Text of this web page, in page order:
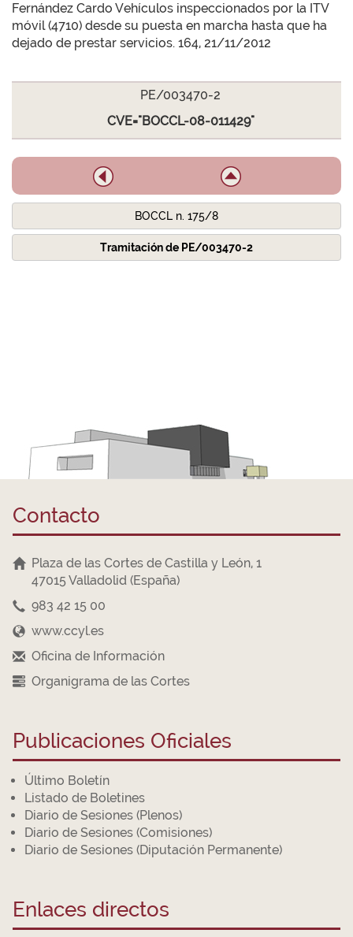
Fernández Cardo Vehículos inspeccionados por la ITV
móvil (4710) desde su puesta en marcha hasta que ha
dejado de prestar servicios. 164, 21/11/2012
PE/003470-2
CVE="BOCCL-08-011429"
BOCCL n. 175/8
Tramitación de PE/003470-2
Contacto
Plaza de las Cortes de Castilla y León, 1
47015 Valladolid (España)
983 42 15 00
www.ccyl.es
Oficina de Información
Organigrama de las Cortes
Publicaciones Oficiales
Último Boletín
Listado de Boletines
Diario de Sesiones (Plenos)
Diario de Sesiones (Comisiones)
Diario de Sesiones (Diputación Permanente)
Enlaces directos